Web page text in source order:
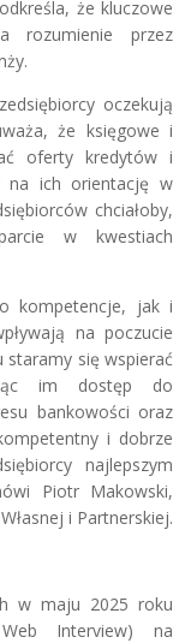
że kluczowe
rozumienie przez
oczekują
że księgowe i
oferty kredytów i
na ich orientację w
chciałoby,
w kwestiach
kompetencje, jak i
na poczucie
staramy się wspierać
im dostęp do
bankowości oraz
i dobrze
najlepszym
Piotr Makowski,
i Partnerskiej.
w maju 2025 roku
Interview) na